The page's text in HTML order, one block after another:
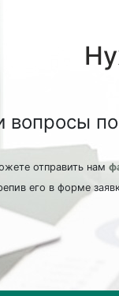
вопросы
отправить нам
его в форме